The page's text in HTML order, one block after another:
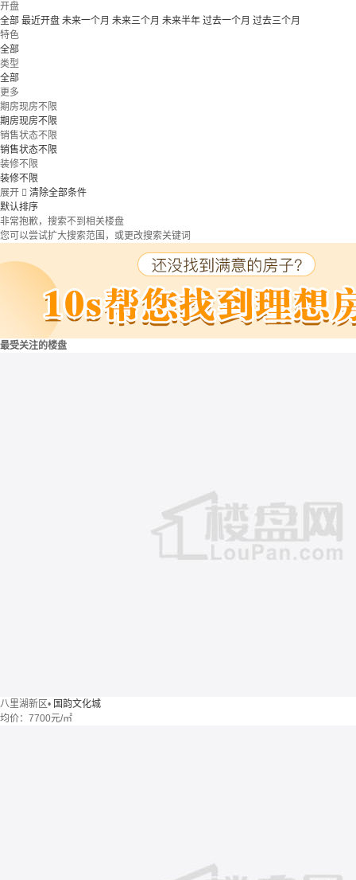
开盘
全部 最近开盘 未来一个月 未来三个月 未来半年 过去一个月 过去三个月
特色
全部
类型
全部
更多
期房现房不限
期房现房不限
销售状态不限
销售状态不限
装修不限
装修不限
展开  清除全部条件
默认排序
非常抱歉，搜索不到相关楼盘
您可以尝试扩大搜索范围，或更改搜索关键词
最受关注的楼盘
八里湖新区• 国韵文化城
均价： 7700元/㎡